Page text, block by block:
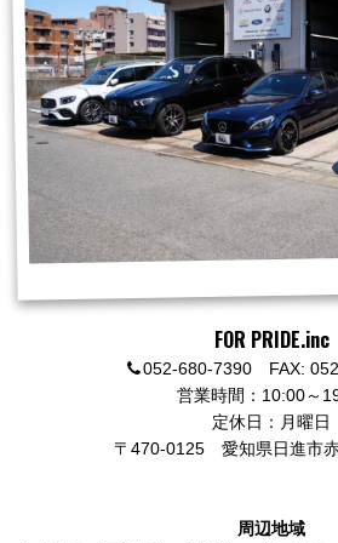
FOR PRIDE.inc
052-680-7390 FAX:
営業時間：10:00～
定休日：月曜日
〒470-0125 愛知県日進市
周辺地域